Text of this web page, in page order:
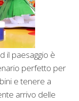
il paesaggio è
perfetto per
e tenere a
arrivo delle